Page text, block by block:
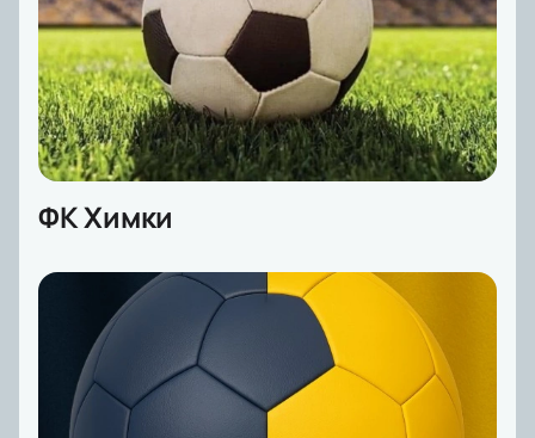
ФК Химки